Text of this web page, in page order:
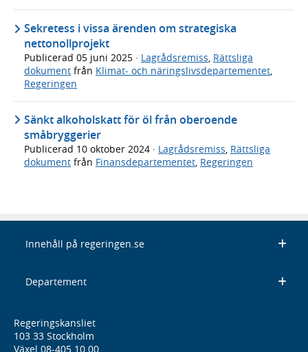
Sekretess i vissa ärenden om strategiska
nettonollprojekt
Publicerad 05 juni 2025 · Lagrådsremiss, Rättsliga
dokument från Klimat- och näringslivsdepartementet,
Regeringen
Sänkt alkoholskatt för öl från oberoende
småbryggerier
Publicerad 10 oktober 2024 · Lagrådsremiss, Rättsliga
dokument från Finansdepartementet, Regeringen
Innehåll på regeringen.se
Departement
Regeringskansliet
103 33 Stockholm
Växel 08-405 10 00